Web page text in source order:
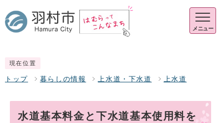
メニュー
現在位置
トップ 暮らしの情報 上水道・下水道 上水道
水道基本料金と下水道基本使用料を